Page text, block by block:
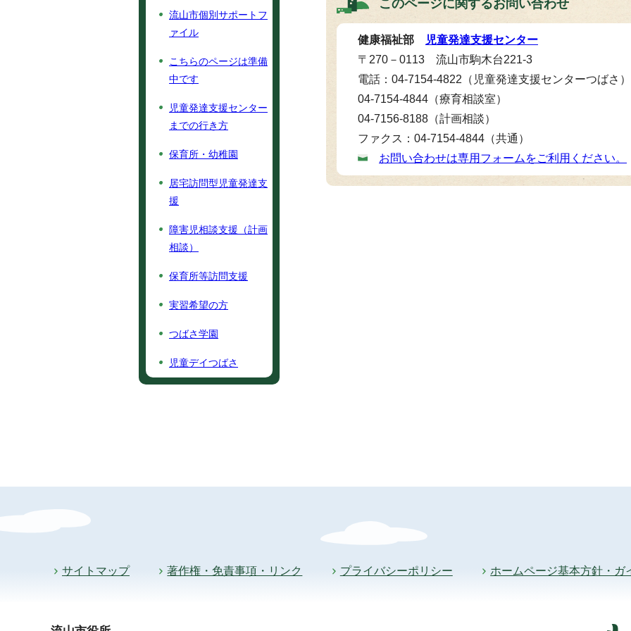
このページに関するお問い合わせ
健康福祉部
児童発達支援センター
〒270－0113 流山市駒木台221-3
電話：04-7154-4822（児童発達支援センターつば
04-7154-4844（療育相談室）
04-7156-8188（計画相談）
ファクス：04-7154-4844（共通）
お問い合わせは専用フォームをご利用ください。
流山市個別サポートフ
ァイル
こちらのページは準備
中です
児童発達支援センター
までの行き方
保育所・幼稚園
居宅訪問型児童発達支
援
障害児相談支援（計画
相談）
保育所等訪問支援
実習希望の方
つばさ学園
児童デイつばさ
サイトマップ 著作権・免責事項・リンク プライバシーポリシー ホームページ基本方針・ガ